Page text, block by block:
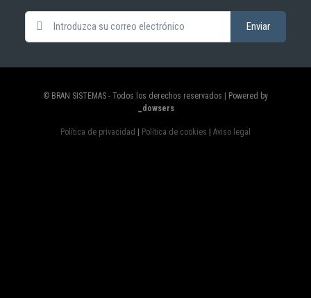
© BRAN SISTEMAS - Todos los derechos reservados | Powered by
_dowsers
Política de privacidad | Política de cookies | Aviso legal